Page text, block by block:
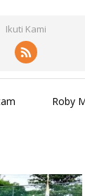
Ikuti Kami
Roby